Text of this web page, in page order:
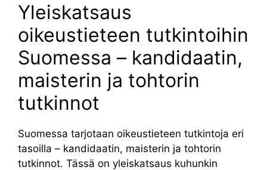
Yleiskatsaus
oikeustieteen tutkintoihin
Suomessa – kandidaatin,
maisterin ja tohtorin
tutkinnot
Suomessa tarjotaan oikeustieteen tutkintoja eri
tasoilla – kandidaatin, maisterin ja tohtorin
tutkinnot. Tässä on yleiskatsaus kuhunkin